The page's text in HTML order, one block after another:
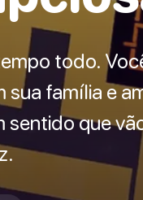
todo.
família e
que